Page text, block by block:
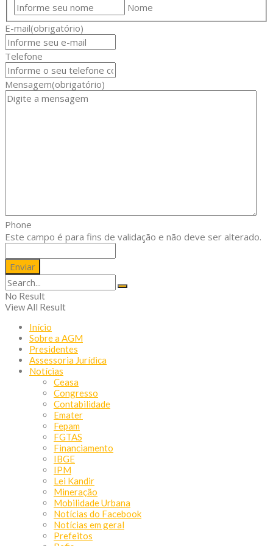
Nome
E-mail(obrigatório)
Telefone
Mensagem(obrigatório)
Phone
Este campo é para fins de validação e não deve ser alterado.
No Result
View All Result
Início
Sobre a AGM
Presidentes
Assessoria Jurídica
Notícias
Ceasa
Congresso
Contabilidade
Emater
Fepam
FGTAS
Financiamento
IBGE
IPM
Lei Kandir
Mineração
Mobilidade Urbana
Notícias do Facebook
Notícias em geral
Prefeitos